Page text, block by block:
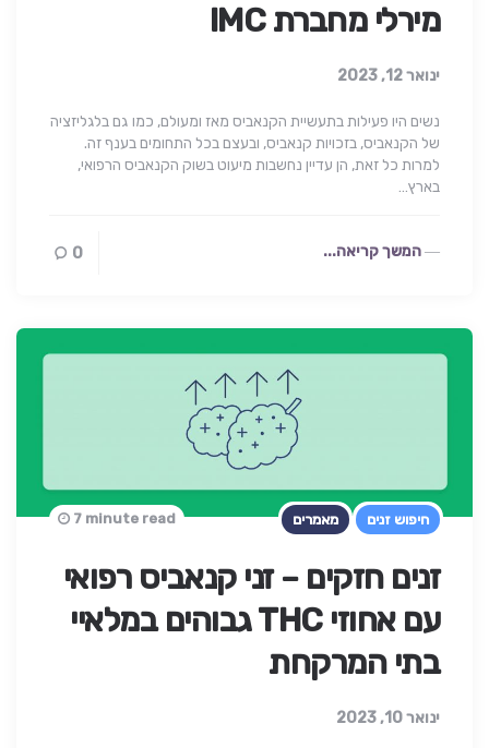
מירלי מחברת IMC
ינואר 12, 2023
נשים היו פעילות בתעשיית הקנאביס מאז ומעולם, כמו גם בלגליזציה
של הקנאביס, בזכויות קנאביס, ובעצם בכל התחומים בענף זה.
למרות כל זאת, הן עדיין נחשבות מיעוט בשוק הקנאביס הרפואי,
בארץ…
המשך קריאה... 0
חיפוש זנים מאמרים
זנים חזקים – זני קנאביס רפואי
עם אחוזי THC גבוהים במלאיי
בתי המרקחת
ינואר 10, 2023
7 minute read